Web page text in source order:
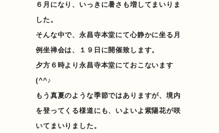
６月になり、いっきに暑さも増してまいりま
した。
そんな中で、永昌寺本堂にて心静かに坐る月
例坐禅会は、１９日に開催致します。
夕方６時より永昌寺本堂にておこないます
(^^♪
もう真夏のような季節ではありますが、境内
を登ってくる様道にも、いよいよ紫陽花が咲
いてまいりました。